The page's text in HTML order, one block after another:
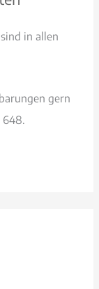
in allen
gern
648.